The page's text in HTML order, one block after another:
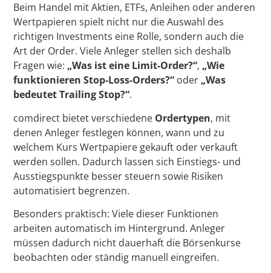
Beim Handel mit Aktien, ETFs, Anleihen oder anderen
Wertpapieren spielt nicht nur die Auswahl des
richtigen Investments eine Rolle, sondern auch die
Art der Order. Viele Anleger stellen sich deshalb
Fragen wie: „Was ist eine Limit-Order?“, „Wie
funktionieren Stop-Loss-Orders?“ oder „Was
bedeutet Trailing Stop?“.
comdirect bietet verschiedene Ordertypen, mit
denen Anleger festlegen können, wann und zu
welchem Kurs Wertpapiere gekauft oder verkauft
werden sollen. Dadurch lassen sich Einstiegs- und
Ausstiegspunkte besser steuern sowie Risiken
automatisiert begrenzen.
Besonders praktisch: Viele dieser Funktionen
arbeiten automatisch im Hintergrund. Anleger
müssen dadurch nicht dauerhaft die Börsenkurse
beobachten oder ständig manuell eingreifen.